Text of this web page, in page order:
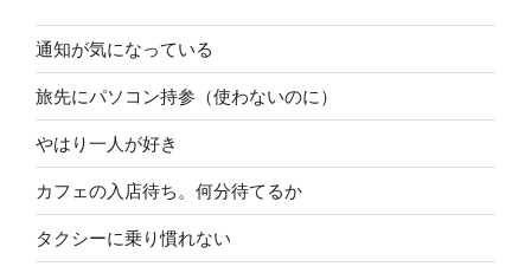
通知が気になっている
旅先にパソコン持参（使わないのに）
やはり一人が好き
カフェの入店待ち。何分待てるか
タクシーに乗り慣れない